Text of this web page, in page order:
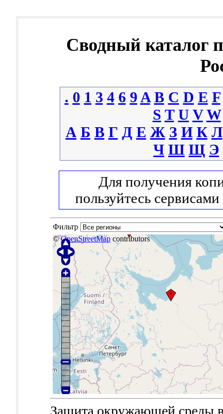
Сводный каталог
. 0 1 3 4 6 9 A B C D E F
S T U V W
А Б В Г Д Е Ж З И К Л
Ч Ш Щ Э
Для получения
пользуйтесь сервисами
Фильтр
©OpenStreetMapcontributors